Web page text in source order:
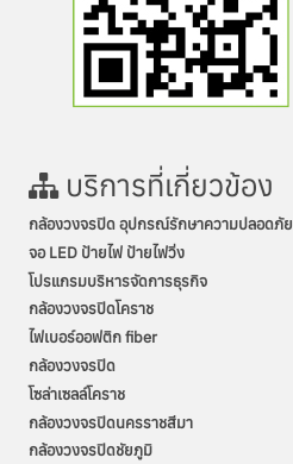
บริการที่เกี่ยวข้อง
กล้องวงจรปิด อุปกรณ์รักษาความปลอดภัย
จอ LED ป้ายไฟ ป้ายไฟวิ่ง
โปรแกรมบริหารจัดการธุรกิจ
กล้องวงจรปิดโคราช
ไฟเบอร์ออฟติก fiber
กล้องวงจรปิด
โซล่าเซลล์โคราช
กล้องวงจรปิดนครราชสีมา
กล้องวงจรปิดชัยภูมิ